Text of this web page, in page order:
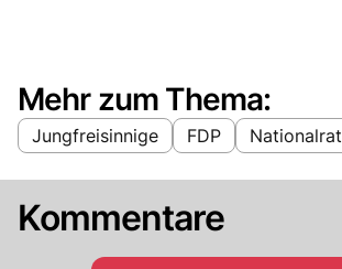
Mehr zum Thema:
Jungfreisinnige FDP Nationalrat
Kommentare